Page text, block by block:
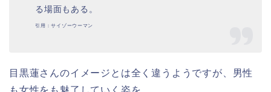
る場面もある。
引用：サイゾーウーマン
目黒蓮さんのイメージとは全く違うようですが、男性